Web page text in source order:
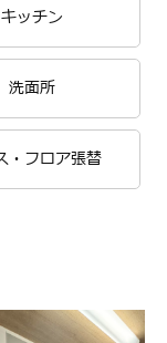
キッチン
洗面所
・フロア張替